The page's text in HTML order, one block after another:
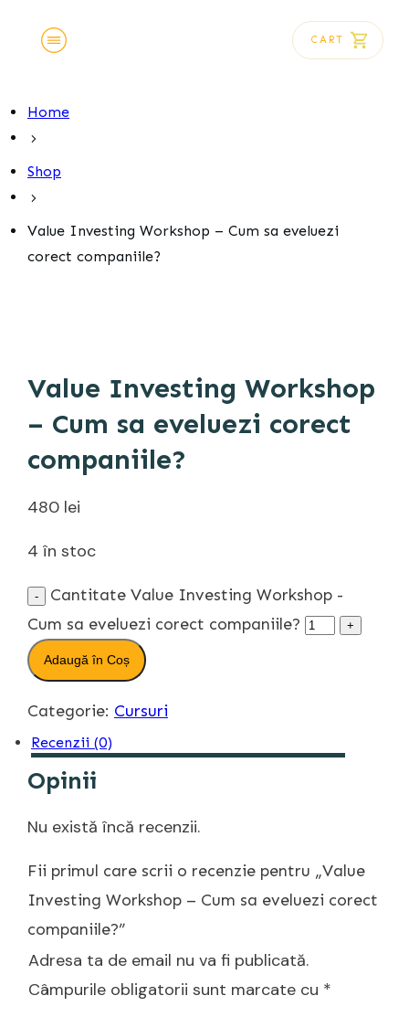
CART
Home
Shop
Value Investing Workshop – Cum sa eveluezi
corect companiile?
Value Investing Workshop
– Cum sa eveluezi corect
companiile?
480 lei
4 în stoc
-
Cantitate Value Investing Workshop -
Cum sa eveluezi corect companiile?
+
Adaugă în Coș
Categorie: Cursuri
Recenzii (0)
Opinii
Nu există încă recenzii.
Fii primul care scrii o recenzie pentru „Value
Investing Workshop – Cum sa eveluezi corect
companiile?”
Adresa ta de email nu va fi publicată.
Câmpurile obligatorii sunt marcate cu *